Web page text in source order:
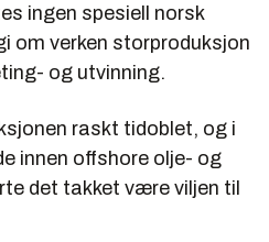
ingen spesiell norsk
om verken storproduksjon
og utvinning.
raskt tidoblet, og i
innen offshore olje- og
det takket være viljen til